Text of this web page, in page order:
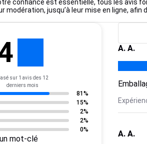
confiance est essentielle, tous les avis
modération, jusqu’à leur mise en ligne, afin
sur 1 avis des 12
derniers mois
81%
15%
2%
2%
0%
un mot-clé
A. A.
A. A.